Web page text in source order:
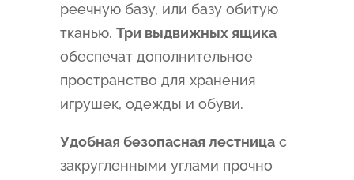
реечную базу, или базу обитую
тканью. Три выдвижных ящика
обеспечат дополнительное
пространство для хранения
игрушек, одежды и обуви.
Удобная безопасная лестницас
закругленными углами прочно